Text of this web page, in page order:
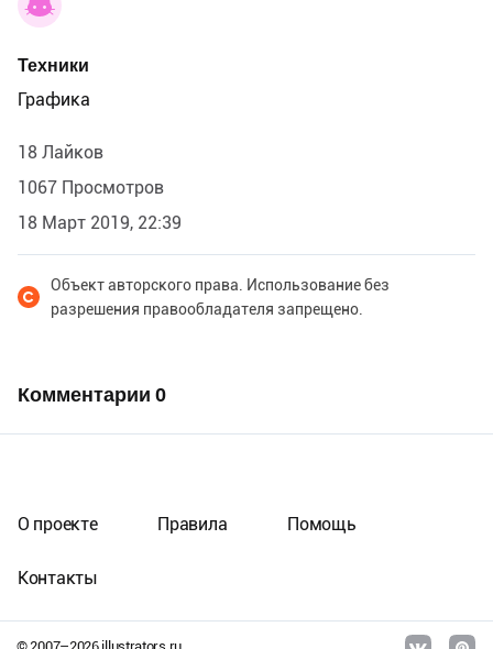
Техники
Графика
18 Лайков
1067 Просмотров
18 Март 2019, 22:39
Объект авторского права. Использование без
разрешения правообладателя запрещено.
Комментарии 0
О проекте Правила Помощь
Контакты